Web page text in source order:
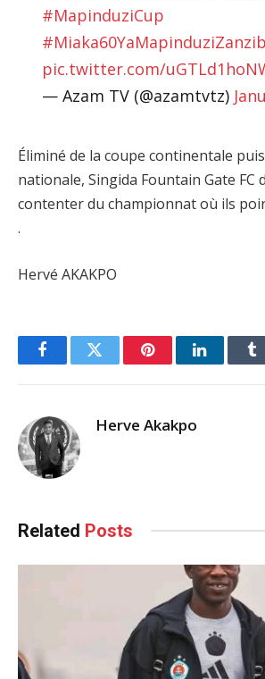
#MapinduziCup
pic.twitter.com/
— Azam TV (@azamtvtz)
Éliminé de la coupe continentale
nationale, Singida Fountain Gate FC
contenter du championnat où ils
.
Hervé AKAKPO
FacebookTwitter PinterestLinkedIn
Herve Akakpo
Related Posts